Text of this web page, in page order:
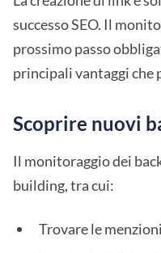
successo SEO. Il
prossimo passo
principali vantaggi che
Scoprire nuovi
Il monitoraggio dei
building, tra cui:
Trovare le